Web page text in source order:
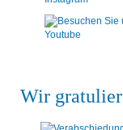
Wir